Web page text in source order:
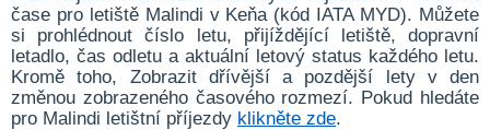
čase pro letiště Malindi v Keňa (kód IATA MYD). Můžete
si prohlédnout číslo letu, přijíždějící letiště, dopravní
letadlo, čas odletu a aktuální letový status každého letu.
Kromě toho, Zobrazit dřívější a pozdější lety v den
změnou zobrazeného časového rozmezí. Pokud hledáte
pro Malindi letištní příjezdy klikněte zde.